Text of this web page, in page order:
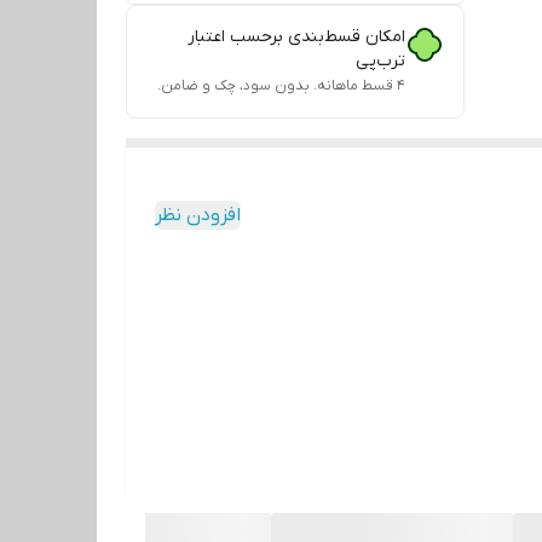
امکان قسط‌بندی برحسب اعتبار
ترب‌پی
۴ قسط ماهانه. بدون سود، چک و ضامن.
افزودن نظر